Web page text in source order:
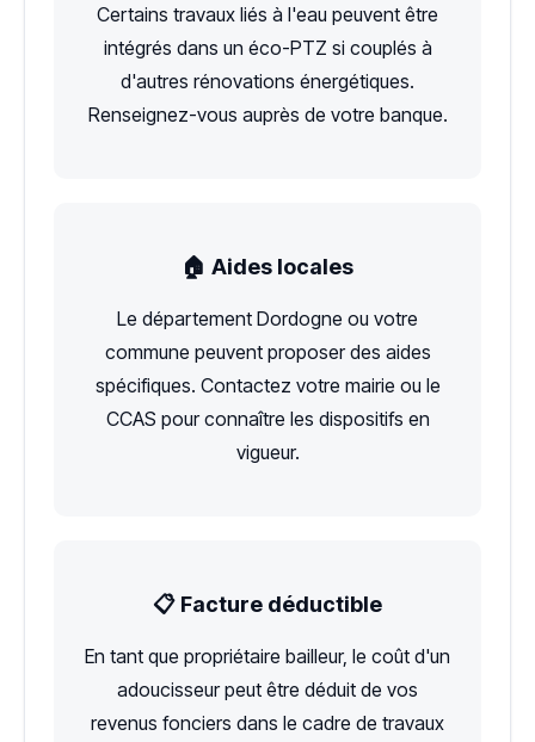
Certains travaux liés à l'eau peuvent être
intégrés dans un éco-PTZ si couplés à
d'autres rénovations énergétiques.
Renseignez-vous auprès de votre banque.
🏠 Aides locales
Le département Dordogne ou votre
commune peuvent proposer des aides
spécifiques. Contactez votre mairie ou le
CCAS pour connaître les dispositifs en
vigueur.
📋 Facture déductible
En tant que propriétaire bailleur, le coût d'un
adoucisseur peut être déduit de vos
revenus fonciers dans le cadre de travaux